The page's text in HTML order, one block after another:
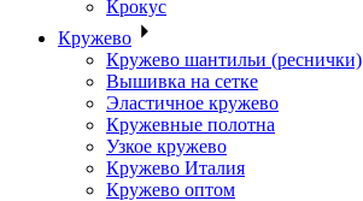
Крокус
Кружево
Кружево шантильи (реснички)
Вышивка на сетке
Эластичное кружево
Кружевные полотна
Узкое кружево
Кружево Италия
Кружево оптом